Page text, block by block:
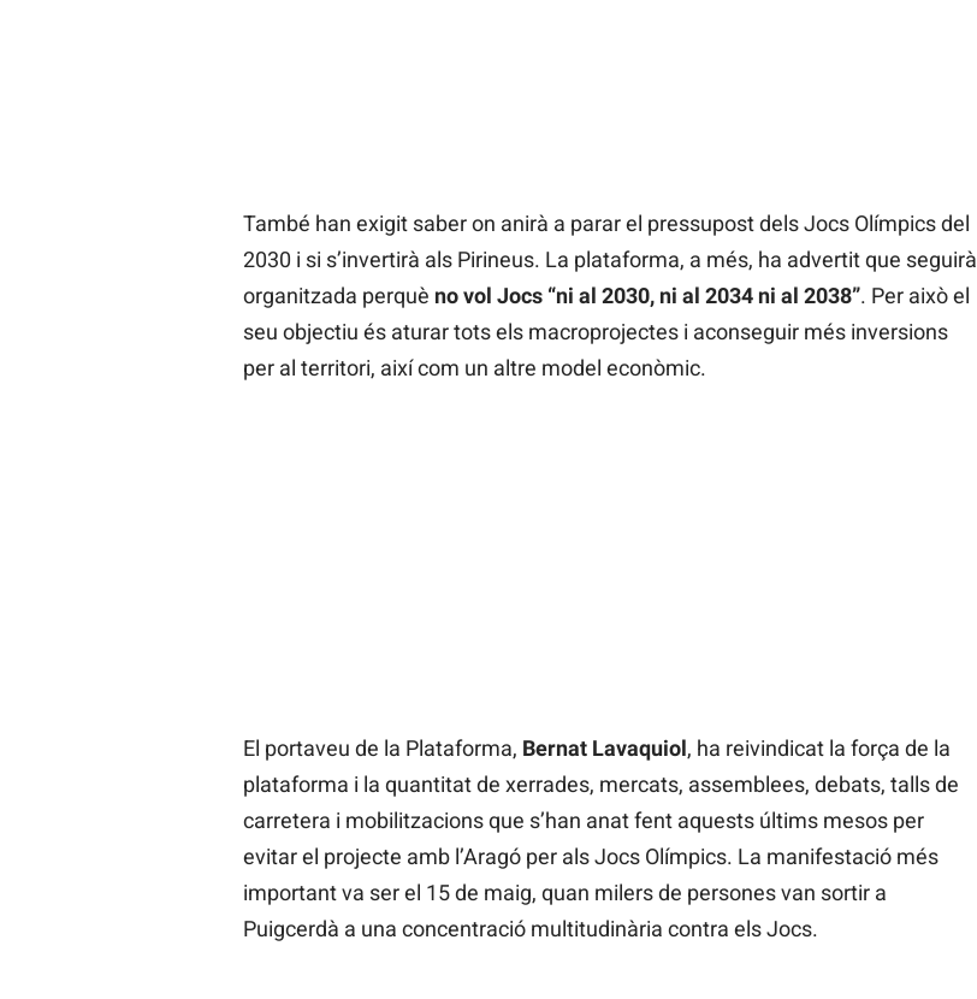
També han exigit saber on anirà a parar el pressupost dels Jocs Olímpics del
2030 i si s’invertirà als Pirineus. La plataforma, a més, ha advertit que seguirà
organitzada perquè no vol Jocs “ni al 2030, ni al 2034 ni al 2038”. Per això el
seu objectiu és aturar tots els macroprojectes i aconseguir més inversions
per al territori, així com un altre model econòmic.
El portaveu de la Plataforma, Bernat Lavaquiol, ha reivindicat la força de la
plataforma i la quantitat de xerrades, mercats, assemblees, debats, talls de
carretera i mobilitzacions que s’han anat fent aquests últims mesos per
evitar el projecte amb l’Aragó per als Jocs Olímpics. La manifestació més
important va ser el 15 de maig, quan milers de persones van sortir a
Puigcerdà a una concentració multitudinària contra els Jocs.